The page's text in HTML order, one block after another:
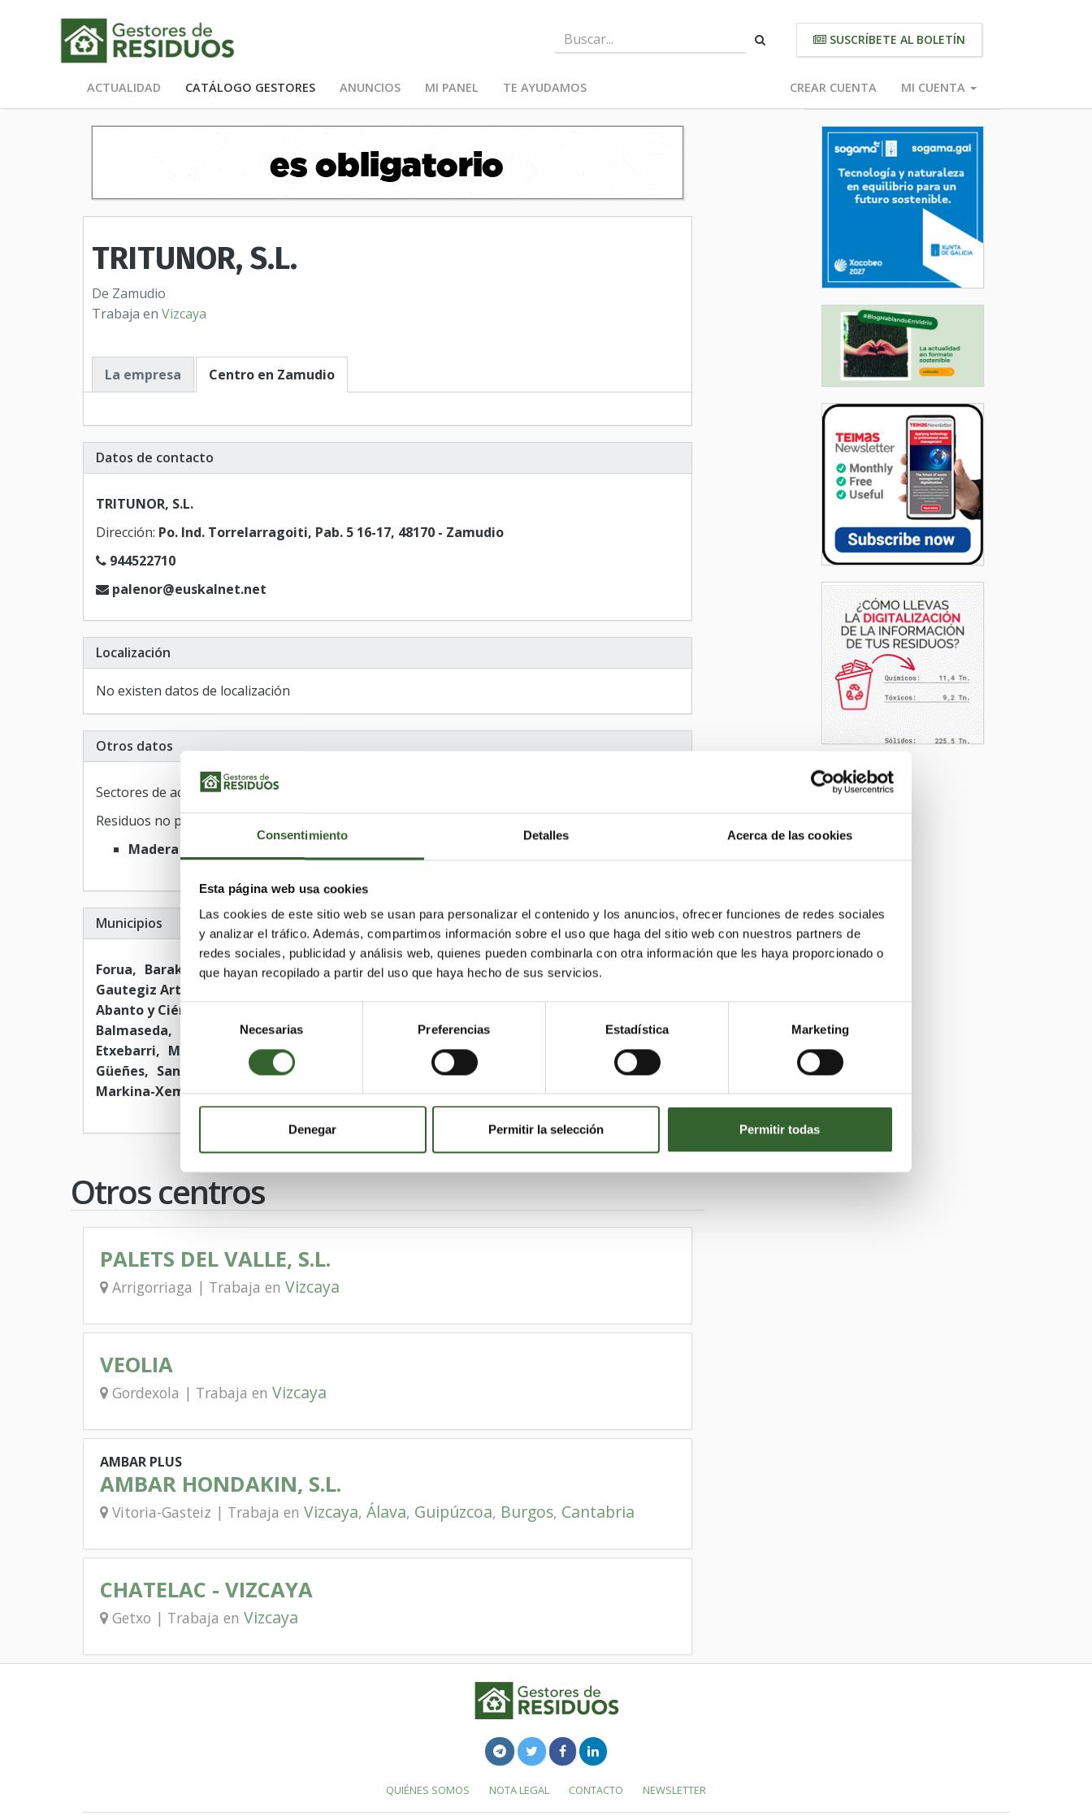
Consentimiento Detalles Acerca de las cookies
Esta página web usa cookies
Las cookies de este sitio web se usan para personalizar el contenido y los anuncios, ofrecer funciones de redes sociales
y analizar el tráfico. Además, compartimos información sobre el uso que haga del sitio web con nuestros partners de
redes sociales, publicidad y análisis web, quienes pueden combinarla con otra información que les haya proporcionado o
que hayan recopilado a partir del uso que haya hecho de sus servicios.
Selección
consentimiento
Necesarias Preferencias Estadística Marketing
Denegar Permitir la selección Permitir todas
SUSCRÍBETE AL BOLETÍN
ACTUALIDAD CATÁLOGO GESTORES ANUNCIOS MI PANEL TE AYUDAMOS CREAR CUENTA MI CUENTA
TRITUNOR, S.L.
De Zamudio
Trabaja en Vizcaya
La empresa Centro en Zamudio
Datos de contacto
TRITUNOR, S.L.
Dirección: Po. Ind. Torrelarragoiti, Pab. 5 16-17, 48170 - Zamudio
944522710
palenor@euskalnet.net
Localización
No existen datos de localización
Otros datos
Sectores de actividad:Madera
Residuos no peligrosos
Madera
Municipios
Forua Barakaldo Zeberio Laukiz Bedia Berriatua Arakaldo Ondarroa
Gautegiz Arteaga
Abanto y Ciérvana-Abanto Zierbena
Balmaseda
Artzentales Aulesti Maruri-Jatabe Ispaster
Etxebarri
Muskiz Trucios-Turtzioz Portugalete
Arrieta
Güeñes
Santurtzi Basauri Elantxobe Errigoiti Berango
Derio
Markina-Xemein
Iurreta Gorliz Berriz Ugao-Miraballes Morga Arratzu
Otros centros
PALETS DEL VALLE, S.L.
Arrigorriaga | Trabaja en Vizcaya
VEOLIA
Gordexola | Trabaja en Vizcaya
AMBAR PLUS
AMBAR HONDAKIN, S.L.
Vitoria-Gasteiz | Trabaja en Vizcaya, Álava, Guipúzcoa, Burgos, Cantabria
CHATELAC - VIZCAYA
Getxo | Trabaja en Vizcaya
QUIÉNES SOMOS NOTA LEGAL CONTACTO NEWSLETTER